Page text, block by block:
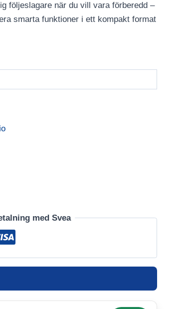
följeslagare när du vill vara förberedd –
smarta funktioner i ett kompakt format
med Svea